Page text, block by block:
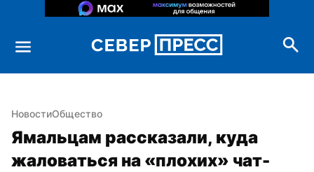
НовостиОбщество
Ямальцам рассказали, куда
жаловаться на «плохих» чат-